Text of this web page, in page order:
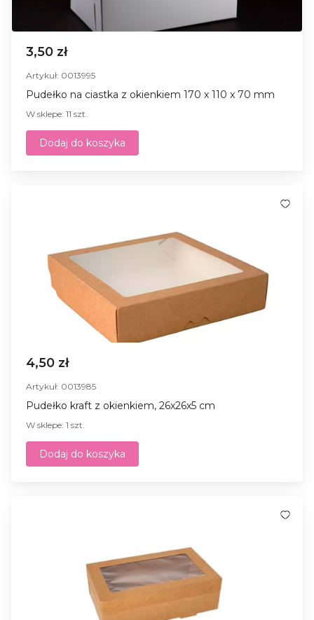
3,50 zł
Artykuł: 0013995
Pudełko na ciastka z okienkiem 170 x 110 x 70 mm
W sklepe: 11 szt.
Dodaj do koszyka
4,50 zł
Artykuł: 0013985
Pudełko kraft z okienkiem, 26x26x5 cm
W sklepe: 1 szt.
Dodaj do koszyka